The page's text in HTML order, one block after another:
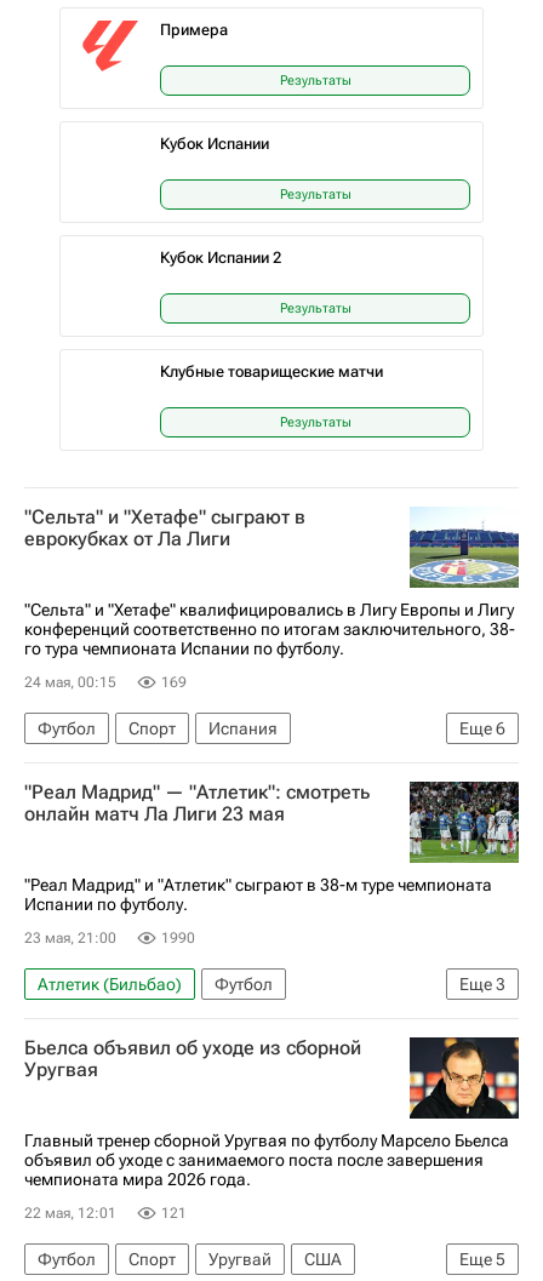
Примера
Результаты
Кубок Испании
Результаты
Кубок Испании 2
Результаты
Клубные товарищеские матчи
Результаты
"Сельта" и "Хетафе" сыграют в
еврокубках от Ла Лиги
"Сельта" и "Хетафе" квалифицировались в Лигу Европы и Лигу
конференций соответственно по итогам заключительного, 38-
го тура чемпионата Испании по футболу.
24 мая, 00:15 169
Еще6
Футбол Спорт
Испания
Арсен Захарян
Сельта
Хетафе
Барселона
Чемпионат Испании по футболу
"Реал Мадрид" — "Атлетик": смотреть
онлайн матч Ла Лиги 23 мая
"Реал Мадрид" и "Атлетик" сыграют в 38-м туре чемпионата
Испании по футболу.
23 мая, 21:00 1990
Еще3
Атлетик (Бильбао)
Футбол
Чемпионат Испании по футболу
Реал Мадрид
Кинопоиск
Бьелса объявил об уходе из сборной
Уругвая
Главный тренер сборной Уругвая по футболу Марсело Бьелса
объявил об уходе с занимаемого поста после завершения
чемпионата мира 2026 года.
22 мая, 12:01 121
Еще5
Футбол Спорт Уругвай
США